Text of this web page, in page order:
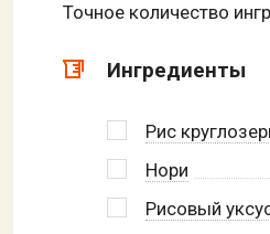
Точное количество
Ингредиенты
Рис
Нори
Рисовый